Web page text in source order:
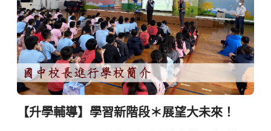
【升學輔導】學習新階段＊展望大未來！